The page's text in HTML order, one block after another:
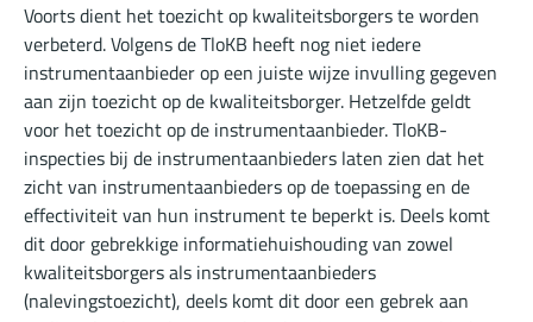
Voorts dient het toezicht op kwaliteitsborgers te worden
verbeterd.Volgens de TloKB heeft nog niet iedere
instrumentaanbieder op een juiste wijze invulling gegeven
aan zijn toezicht op de kwaliteitsborger. Hetzelfde geldt
voor het toezicht op de instrumentaanbieder. TloKB-
inspecties bij de instrumentaanbieders laten zien dat het
zicht van instrumentaanbieders op de toepassing en de
effectiviteit van hun instrument te beperkt is. Deels komt
dit door gebrekkige informatiehuishouding van zowel
kwaliteitsborgers als instrumentaanbieders
(nalevingstoezicht), deels komt dit door een gebrek aan